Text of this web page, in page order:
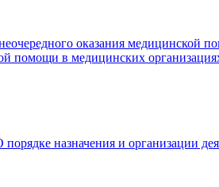
оказания медицинской
помощи в медицинских
назначения и организации